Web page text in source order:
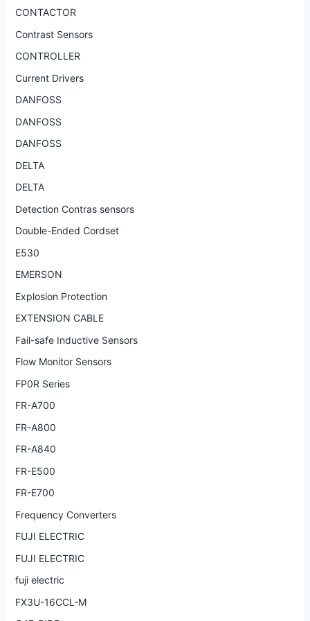
CONTACTOR
Contrast Sensors
CONTROLLER
Current Drivers
DANFOSS
DANFOSS
DANFOSS
DELTA
DELTA
Detection Contras sensors
Double-Ended Cordset
E530
EMERSON
Explosion Protection
EXTENSION CABLE
Fail-safe Inductive Sensors
Flow Monitor Sensors
FP0R Series
FR-A700
FR-A800
FR-A840
FR-E500
FR-E700
Frequency Converters
FUJI ELECTRIC
FUJI ELECTRIC
fuji electric
FX3U-16CCL-M